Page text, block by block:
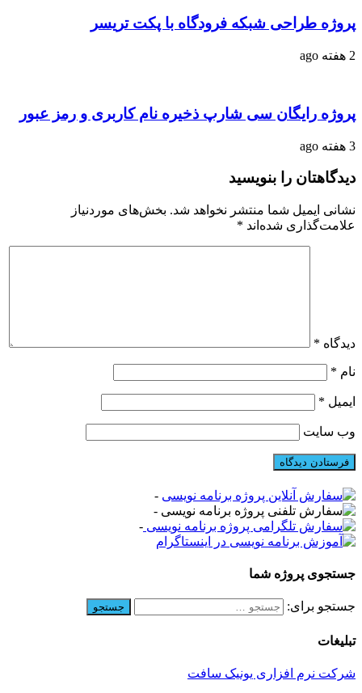
پروژه طراحی شبکه فرودگاه با پکت تریسر
2 هفته ago
پروژه رایگان سی شارپ ذخیره نام کاربری و رمز عبور
3 هفته ago
دیدگاهتان را بنویسید
نشانی ایمیل شما منتشر نخواهد شد. بخش‌های موردنیاز
علامت‌گذاری شده‌اند *
دیدگاه *
نام *
ایمیل *
وب‌ سایت
-
-
-
جستجوی پروژه شما
جستجو برای:
تبلیغات
شرکت نرم افزاری یونیک سافت